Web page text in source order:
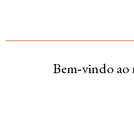
Bem‑vindo